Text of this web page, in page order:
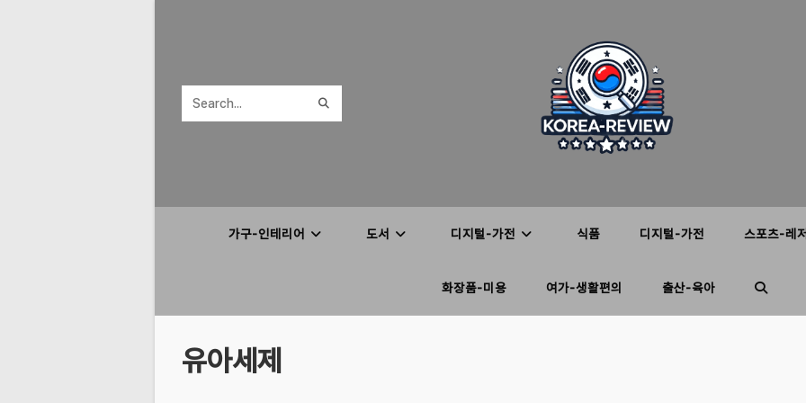
Search
가구-인테리어 도서 디지털-가전 식품 디지털-가전 스포츠-레저
화장품-미용 여가-생활편의 출산-육아 TOGGLE
유아세제